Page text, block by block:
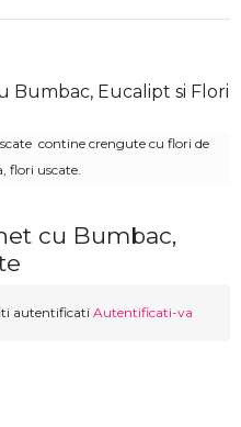
Bumbac, Eucalipt si Flori
contine crengute cu flori de
flori uscate.
cu Bumbac,
autentificati Autentificati-va